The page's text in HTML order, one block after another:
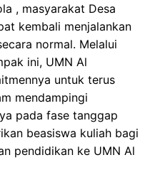
, masyarakat Desa
kembali menjalankan
normal. Melalui
ini, UMN Al
untuk terus
mendampingi
pada fase tanggap
beasiswa kuliah bagi
pendidikan ke UMN Al